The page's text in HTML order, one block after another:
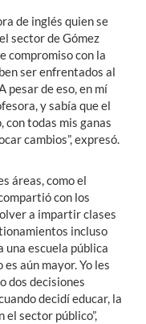
de inglés quien se
sector de Gómez
compromiso con la
ser enfrentados al
pesar de eso, en mí
y sabía que el
con todas mis ganas
cambios”, expresó.
áreas, como el
con los
a impartir clases
incluso
una escuela pública
aún mayor. Yo les
dos decisiones
decidí educar, la
el sector público”,